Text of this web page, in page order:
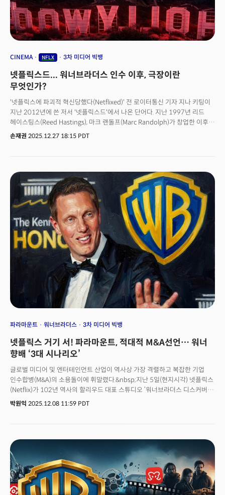
만들려 하나? 답은 'AI가 만들 수 없는 것'에 있다.
CINEMA NFLX 3차 미디어 빅뱅
넷플릭스드... 워너브라더스 인수 이후, 극장이란
무엇인가?
'넷플릭스에 파괴적 혁신당했다(Netflixed)' 전 로이터통신 기자 지나 키팅이
지난 2012년에 쓴 저서 '넷플릭스드'에서 나온 단어다. 지난 1997년 리드
헤이스팅스(Reed Hastings), 마크 랜돌프(Marc Randolph)가 창업한 이후
20년 만에 미디어 지형을 근본에서부터 바꿔놓은 넷플릭스의 파괴적 혁신을
전인 지난 2007년 '온라인 스트리밍' 서비스를 전격 론칭하는 혁신을
단행했다. DVD 렌탈 사업을 접고 온라인 스트리밍 서비스를 시작한 것이다.
이어 2012년에는 자체 제작 드라마 '하우스 오브 카드'를 론칭해 직접 제작에
나서고 2016년에는 130여 개국 동시 서비스를 론칭하면서 진정한 글로벌
미디어를 선언했다.
손재권 2025.12.27 18:15 PDT
파라마운트 워너브라더스 3차 미디어 빅뱅
넷플릭스 거기 서! 파라마운트, 적대적 M&A선언… 워너
향배 ‘3대 시나리오’
글로벌 미디어 및 엔터테인먼트 산업이 역사상 가장 격렬하고 복잡한 기업
인수합병(M&A)의 소용돌이에 휘말렸다.&nbsp;지난 5일(현지시각) 넷플릭스
(Netflix)가 102년 역사의 할리우드 대표 스튜디오 ‘워너브라더스 디스커버리
(Warner Bros. Discovery, 이하 WBD)’ 인수에 전격 합의했다고 발표한 지
전체에 대한 적대적 인수를 선언하며 다시 판을 흔들었다. 파라마운트는
넷플릭스보다 높은 현금 대가를 제시하며 WBD 주주들을 향해 직접적인
구애를 시작했다.👉106조원 넷플릭스-워너 빅딜: 왜 헐리우드는 테크 기업에
무릎 꿇었는가?특히 도널드 트럼프 미국 대통령이 이번 인수전과 관련한
직접적인 의견을 표명하며 정치적 아젠다로까지 사안이 확장되는 분위기다.
트럼프 대통령은 넷플릭스의 인수 합의 발표 후 “문제가 될 수 있다”고 말하며
박원익 2025.12.08 11:59 PDT